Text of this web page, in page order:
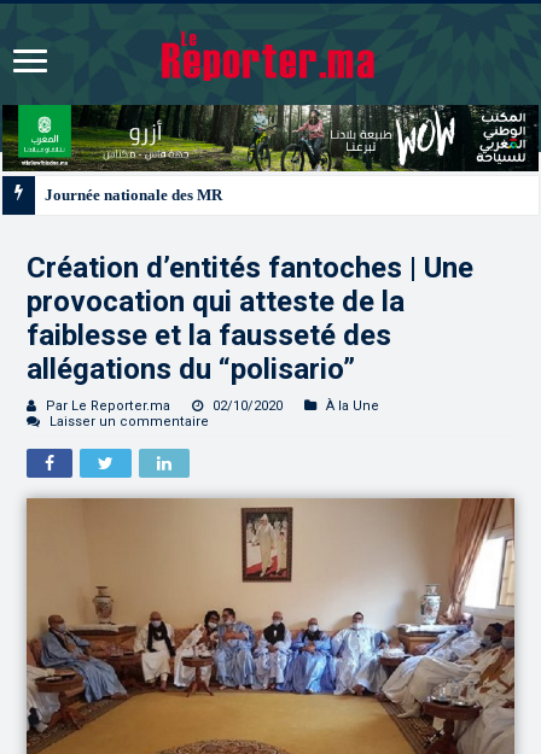
Création d’entités fantoches | Une
provocation qui atteste de la
faiblesse et la fausseté des
allégations du “polisario”
Par Le Reporter.ma 02/10/2020
À la Une
Laisser un commentaire